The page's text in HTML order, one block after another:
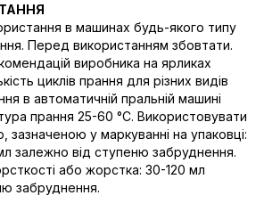
в машинах будь-якого типу
Перед використанням збовтати.
виробника на ярликах
циклів прання для різних видів
в автоматичній пральній машині
прання 25-60 °C. Використовувати
зазначеною у маркуванні на упаковці:
залежно від ступеню забруднення.
або жорстка: 30-120 мл
забруднення.